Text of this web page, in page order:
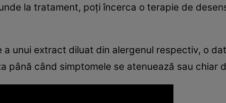
la tratament, poţi încerca o terapie de
a unui extract diluat din alergenul respectiv, o
până când simptomele se atenuează sau chiar